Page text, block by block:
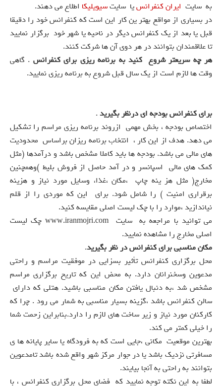
به سایت ايران كنفرانسیا سایتسيويليكا اطلاع می دهند.
در بسیاری از مواقع بهتر ین کار این است که کنفرانس خود را دقیقا
قبل یا بعد از یک کنفرانس دیگر در ناحیه یا شهر خود برگزار نمایید
تا علاقمندان بتوانند در هر دوی آن ها شرکت کنند.
هر چه سریعتر شروع کنید به برنامه ریزی برای کنفرانس . گاهی
وقت ها لازم است از یک سال قبل شروع به برنامه ریزی نمایید.
برای کنفرانس بودجه ای درنظر بگیرید.
اختصاص بودجه ، بخش مهمی ازروند برنامه ریزی مراسم را تشکیل
می دهد. هدف از این کار ، انتخاب برنامه ریزان براساس محدودیت
های مالی می باشد. بودجه ها باید کاملا مشخص باشد و درآمدها (مثل
کمک های مالی اسپانسر و در آمد حاصل از فروش بلیط )وهمچنین
مخارج( مثل هز ینه چاپ ،مکان ،غذا، وسایل مورد نیاز و هزینه
برقراری امنیت ) را شامل شود. برای این که موردی را از قلم
نیاندازید ،موارد را با چک لیست اصلی مقایسه کنید.
می توانید با مراجعه به سایت www.iranmojri.com
چک لیست
اصلی مخارج را مشاهده نمایید.
مکان مناسبی برای کنفرانس در نظر بگیرید.
محل برگزاری کنفرانس تأثیر بسزایی در موفقیت مراسم و راحتی
مدعوین وسخنرانان دارد. به محض این که تاریخ برگزاری مراسم
مشخص شد ،به دنبال یافتن مکان مناسبی باشید. هتلی که دارای
سالن کنفرانس باشد ،گزینه بسیار مناسبی به شمار می رود . چرا که
کارکنان مورد نیاز و زیر ساخت های لازم را دارد.بنابراین زحمت شما
را خیلی کمتر می کند.
بهترین موقعیت مکانی ،جایی است که به فرودگاه یا سایر پایانه ها ی
مسافرتی نزدیک باشد یا در جوار مرکز شهر واقع شده باشد تامدعوین
بتوانند به راحتی به آنجا بیایند.
لطفا به این نکته توجه نمایید که فضای محل برگزاری کنفرانس ، با